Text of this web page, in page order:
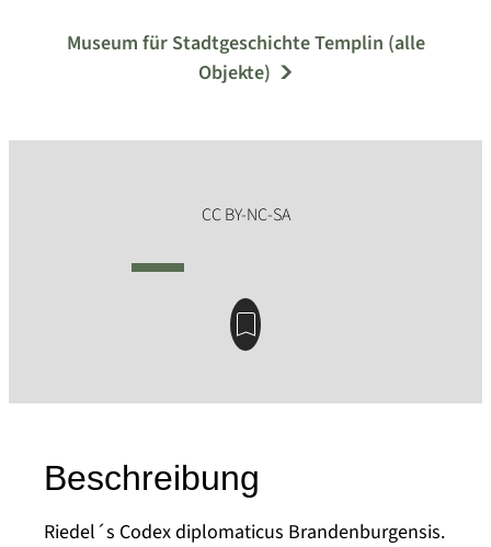
Museum für Stadtgeschichte Templin (alle
Objekte)
Beschreibung
Riedel´s Codex diplomaticus Brandenburgensis.